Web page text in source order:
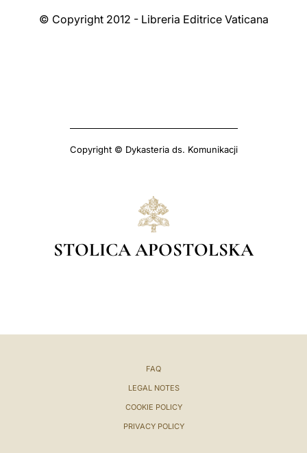
© Copyright 2012 - Libreria Editrice Vaticana
Copyright © Dykasteria ds. Komunikacji
STOLICA APOSTOLSKA
FAQ
LEGAL NOTES
COOKIE POLICY
PRIVACY POLICY